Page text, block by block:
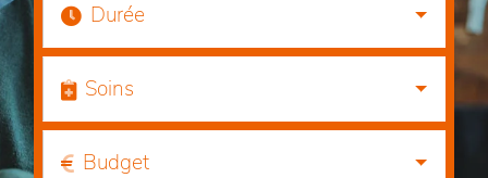
Durée
Soins
Budget